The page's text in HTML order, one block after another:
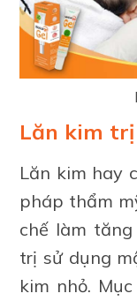
Lăn kim
Lăn kim hay
pháp thẩm
chế làm
trị sử dụng
kim nhỏ.